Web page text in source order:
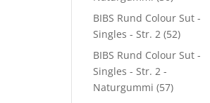
BIBS Rund Colour Sut -
Singles - Str. 2 (52)
BIBS Rund Colour Sut -
Singles - Str. 2 -
Naturgummi (57)